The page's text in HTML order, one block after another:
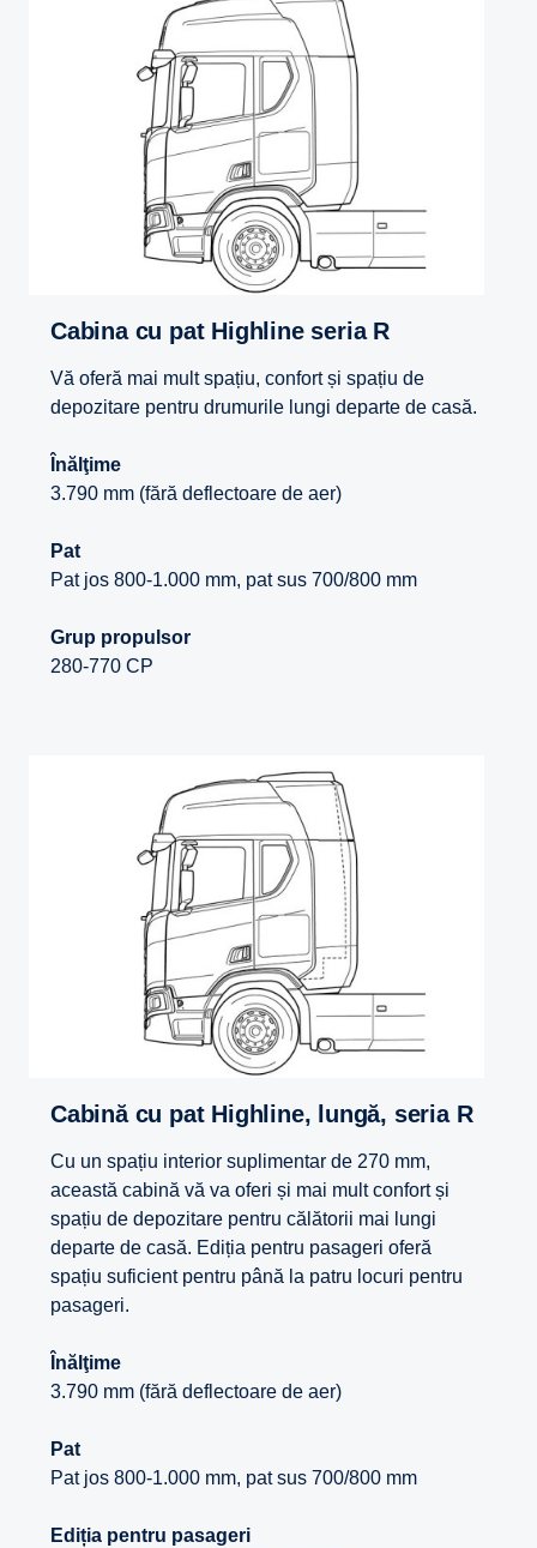
Cabina cu pat Highline seria R
Vă oferă mai mult spațiu, confort și spațiu de
depozitare pentru drumurile lungi departe de casă.
Înălţime
3.790 mm (fără deflectoare de aer)
Pat
Pat jos 800-1.000 mm, pat sus 700/800 mm
Grup propulsor
280-770 CP
Cabină cu pat Highline, lungă, seria R
Cu un spațiu interior suplimentar de 270 mm,
această cabină vă va oferi și mai mult confort și
spațiu de depozitare pentru călătorii mai lungi
departe de casă. Ediția pentru pasageri oferă
spațiu suficient pentru până la patru locuri pentru
pasageri.
Înălţime
3.790 mm (fără deflectoare de aer)
Pat
Pat jos 800-1.000 mm, pat sus 700/800 mm
Ediția pentru pasageri